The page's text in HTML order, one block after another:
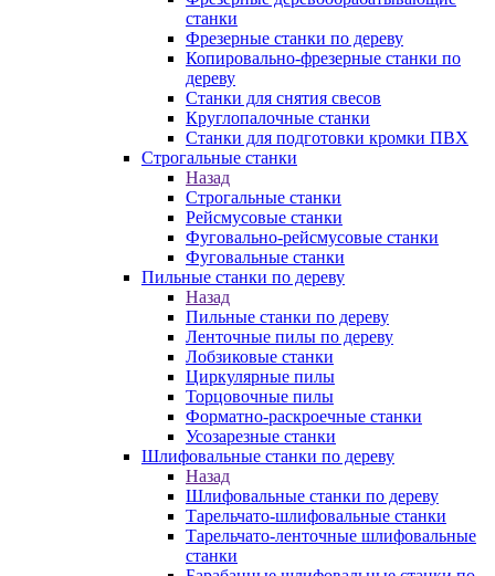
станки
Фрезерные станки по дереву
Копировально-фрезерные станки по
дереву
Станки для снятия свесов
Круглопалочные станки
Станки для подготовки кромки ПВХ
Строгальные станки
Назад
Строгальные станки
Рейсмусовые станки
Фуговально-рейсмусовые станки
Фуговальные станки
Пильные станки по дереву
Назад
Пильные станки по дереву
Ленточные пилы по дереву
Лобзиковые станки
Циркулярные пилы
Торцовочные пилы
Форматно-раскроечные станки
Усозарезные станки
Шлифовальные станки по дереву
Назад
Шлифовальные станки по дереву
Тарельчато-шлифовальные станки
Тарельчато-ленточные шлифовальные
станки